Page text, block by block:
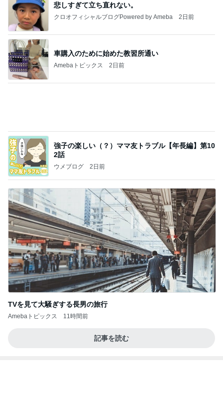
悲しすぎて立ち直れない。
クロオフィシャルブログPowered by Ameba 2日前
車購入のために始めた教習所通い
Amebaトピックス 2日前
強子の楽しい（？）ママ友トラブル【年長編】第10
2話
ウメブログ 2日前
TVを見て大騒ぎする長男の旅行
Amebaトピックス 11時間前
記事を読む